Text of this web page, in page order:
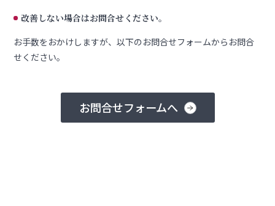
改善しない場合はお問合せください。
お手数をおかけしますが、以下のお問合せフォームからお問合
せください。
お問合せフォームへ